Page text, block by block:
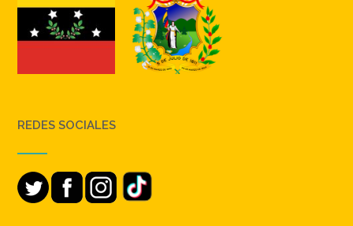
REDES SOCIALES